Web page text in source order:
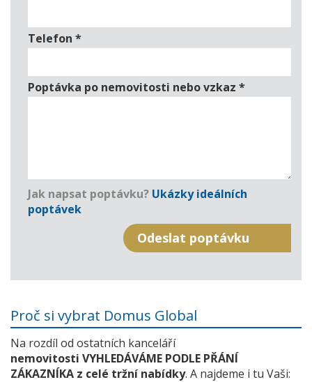
Telefon *
Poptávka po nemovitosti nebo vzkaz *
Jak napsat poptávku? Ukázky ideálních
poptávek
Proč si vybrat Domus Global
Na rozdíl od ostatních kanceláří
nemovitosti VYHLEDÁVÁME PODLE PŘÁNÍ
ZÁKAZNÍKA z celé tržní nabídky. A najdeme i tu Vaši: